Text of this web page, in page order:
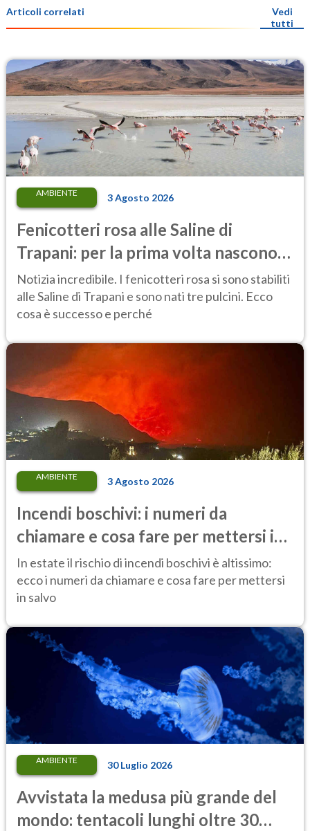
Articoli correlati
Vedi
tutti
AMBIENTE 3 Agosto 2026
Fenicotteri rosa alle Saline di
Trapani: per la prima volta nascono
tre pulcini nella riserva
Notizia incredibile. I fenicotteri rosa si sono stabiliti
alle Saline di Trapani e sono nati tre pulcini. Ecco
cosa è successo e perché
AMBIENTE 3 Agosto 2026
Incendi boschivi: i numeri da
chiamare e cosa fare per mettersi in
salvo
In estate il rischio di incendi boschivi è altissimo:
ecco i numeri da chiamare e cosa fare per mettersi
in salvo
AMBIENTE 30 Luglio 2026
Avvistata la medusa più grande del
mondo: tentacoli lunghi oltre 30